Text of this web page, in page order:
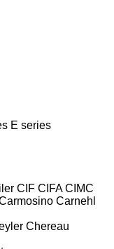
E series
CIF CIFA CIMC
Carnehl
Chereau